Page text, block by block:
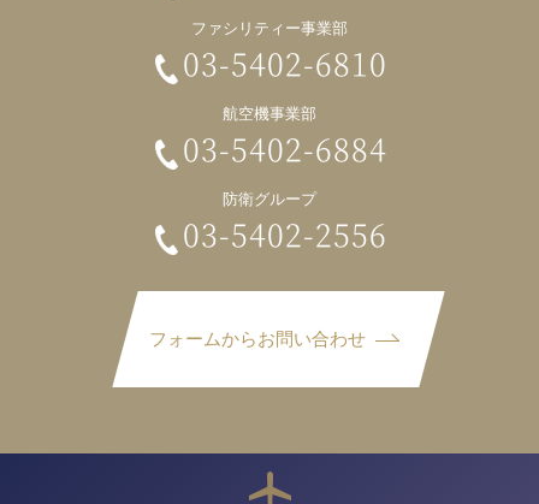
フォームからお問い合わせ
ファシリティー事業部
03-5402-6810
航空機事業部
03-5402-6884
防衛グループ
03-5402-2556